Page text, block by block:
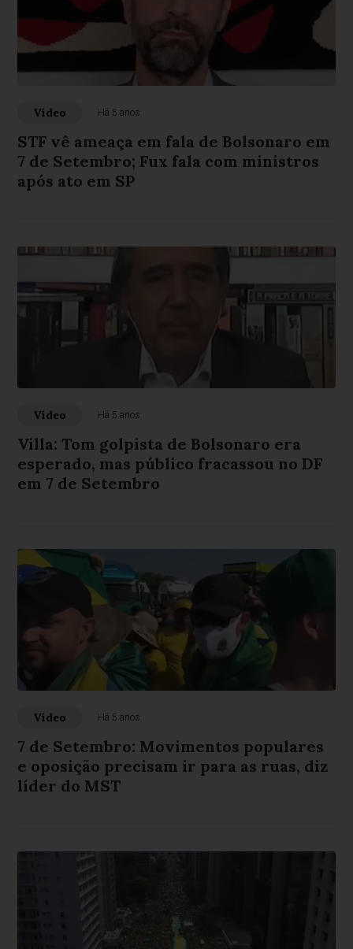
Vídeo Há 5 anos
STF vê ameaça em fala de Bolsonaro em
7 de Setembro; Fux fala com ministros
após ato em SP
Vídeo Há 5 anos
Villa: Tom golpista de Bolsonaro era
esperado, mas público fracassou no DF
em 7 de Setembro
Vídeo Há 5 anos
7 de Setembro: Movimentos populares
e oposição precisam ir para as ruas, diz
líder do MST